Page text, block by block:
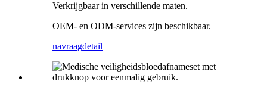
Verkrijgbaar in verschillende maten.
OEM- en ODM-services zijn beschikbaar.
navraagdetail